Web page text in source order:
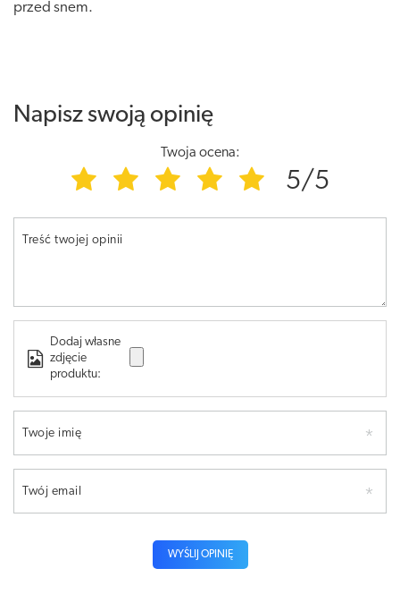
przed snem.
Napisz swoją opinię
Twoja ocena:
5/5
Treść twojej opinii
Dodaj własne
zdjęcie
produktu:
Twoje imię
Twój email
WYŚLIJ OPINIĘ